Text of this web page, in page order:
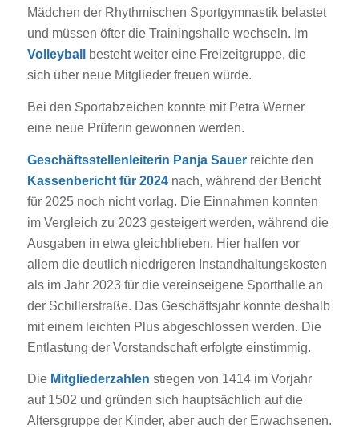
Mädchen der Rhythmischen Sportgymnastik belastet
und müssen öfter die Trainingshalle wechseln. Im
Volleyball
besteht weiter eine Freizeitgruppe, die
sich über neue Mitglieder freuen würde.
Bei den Sportabzeichen konnte mit Petra Werner
eine neue Prüferin gewonnen werden.
Geschäftsstellenleiterin Panja Sauerreichte den
Kassenbericht für 2024nach, während der Bericht
für 2025 noch nicht vorlag. Die Einnahmen konnten
im Vergleich zu 2023 gesteigert werden, während die
Ausgaben in etwa gleichblieben. Hier halfen vor
allem die deutlich niedrigeren Instandhaltungskosten
als im Jahr 2023 für die vereinseigene Sporthalle an
der Schillerstraße. Das Geschäftsjahr konnte deshalb
mit einem leichten Plus abgeschlossen werden. Die
Entlastung der Vorstandschaft erfolgte einstimmig.
Die Mitgliederzahlen stiegen von 1414 im Vorjahr
auf 1502 und gründen sich hauptsächlich auf die
Altersgruppe der Kinder, aber auch der Erwachsenen.